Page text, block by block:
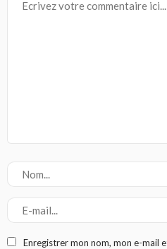
Enregistrer mon nom, mon e-mail